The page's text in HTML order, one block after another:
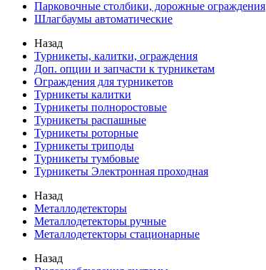
Парковочные столбики, дорожные ограждения
Шлагбаумы автоматические
Назад
Турникеты, калитки, ограждения
Доп. опции и запчасти к турникетам
Ограждения для турникетов
Турникеты калитки
Турникеты полноростовые
Турникеты распашные
Турникеты роторные
Турникеты триподы
Турникеты тумбовые
Турникеты Электронная проходная
Назад
Металлодетекторы
Металлодетекторы ручные
Металлодетекторы стационарные
Назад